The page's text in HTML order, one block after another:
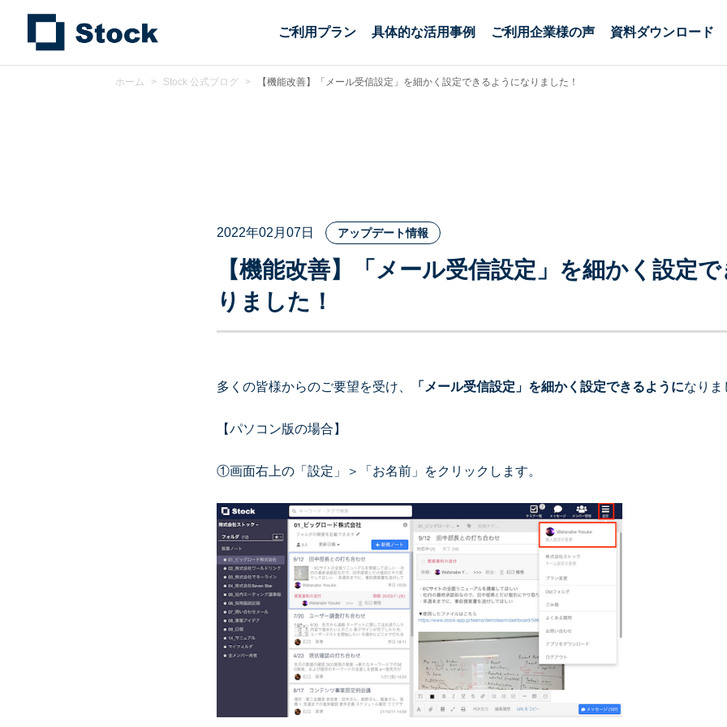
ご利用プラン 具体的な活用事例 ご利用企業様の声 資料ダウンロード
ホーム > Stock 公式ブログ > 【機能改善】「メール受信設定」を細かく設定できるようになりました！
2022年02月07日 アップデート情報
【機能改善】「メール受信設定」を細かく設定
りました！
多くの皆様からのご要望を受け、 「メール受信設定」を細かく設定できるようになりま
【パソコン版の場合】
①画面右上の「設定」＞「お名前」をクリックします。